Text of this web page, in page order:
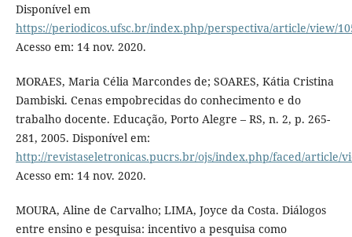
Disponível em
https://periodicos.ufsc.br/index.php/perspectiva/article/view/
Acesso em: 14 nov. 2020.
MORAES, Maria Célia Marcondes de; SOARES, Kátia Cristina
Dambiski. Cenas empobrecidas do conhecimento e do
trabalho docente. Educação, Porto Alegre – RS, n. 2, p. 265-
281, 2005. Disponível em:
http://revistaseletronicas.pucrs.br/ojs/index.php/faced/article/
Acesso em: 14 nov. 2020.
MOURA, Aline de Carvalho; LIMA, Joyce da Costa. Diálogos
entre ensino e pesquisa: incentivo a pesquisa como